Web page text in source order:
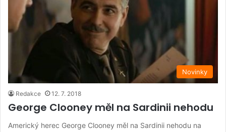
Novinky
Redakce 12. 7. 2018
George Clooney měl na Sardinii nehodu
Americký herec George Clooney měl na Sardinii nehodu na